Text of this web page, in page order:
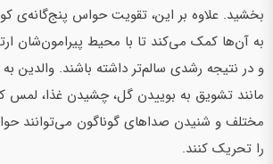
بخشید. علاوه بر این، تقویت حواس پنج‌گانه‌ی
به آن‌ها کمک می‌کند تا با محیط پیرامون‌شان
و در نتیجه رشدی سالم‌تر داشته باشند. والدین
مانند تشویق به بوییدن گل، چشیدن غذا، لمس
مختلف و شنیدن صداهای گوناگون می‌توانند
را تحریک کنند.